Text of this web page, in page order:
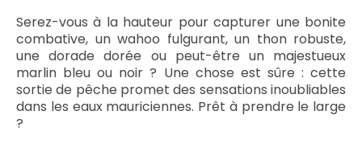
Serez-vous à la hauteur pour capturer une bonite
combative, un wahoo fulgurant, un thon robuste,
une dorade dorée ou peut-être un majestueux
marlin bleu ou noir ? Une chose est sûre : cette
sortie de pêche promet des sensations inoubliables
dans les eaux mauriciennes. Prêt à prendre le large
?